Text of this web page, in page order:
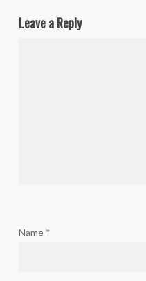
Leave a Reply
Name *